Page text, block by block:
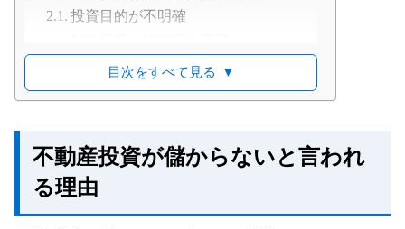
投資目的が不明確
物件選びの失敗
儲からない不動産投資の事例
新築物件への過度な期待
サブリース契約のリスク
儲かる不動産投資のポイント
長期的視点での投資計画
目次をすべて見る ▼
不動産投資が儲からないと言われ
る理由